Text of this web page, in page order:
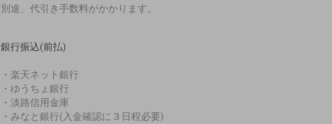
別途、代引き手数料がかかります。
銀行振込(前払)
・楽天ネット銀行
・ゆうちょ銀行
・淡路信用金庫
・みなと銀行(入金確認に３日程必要)